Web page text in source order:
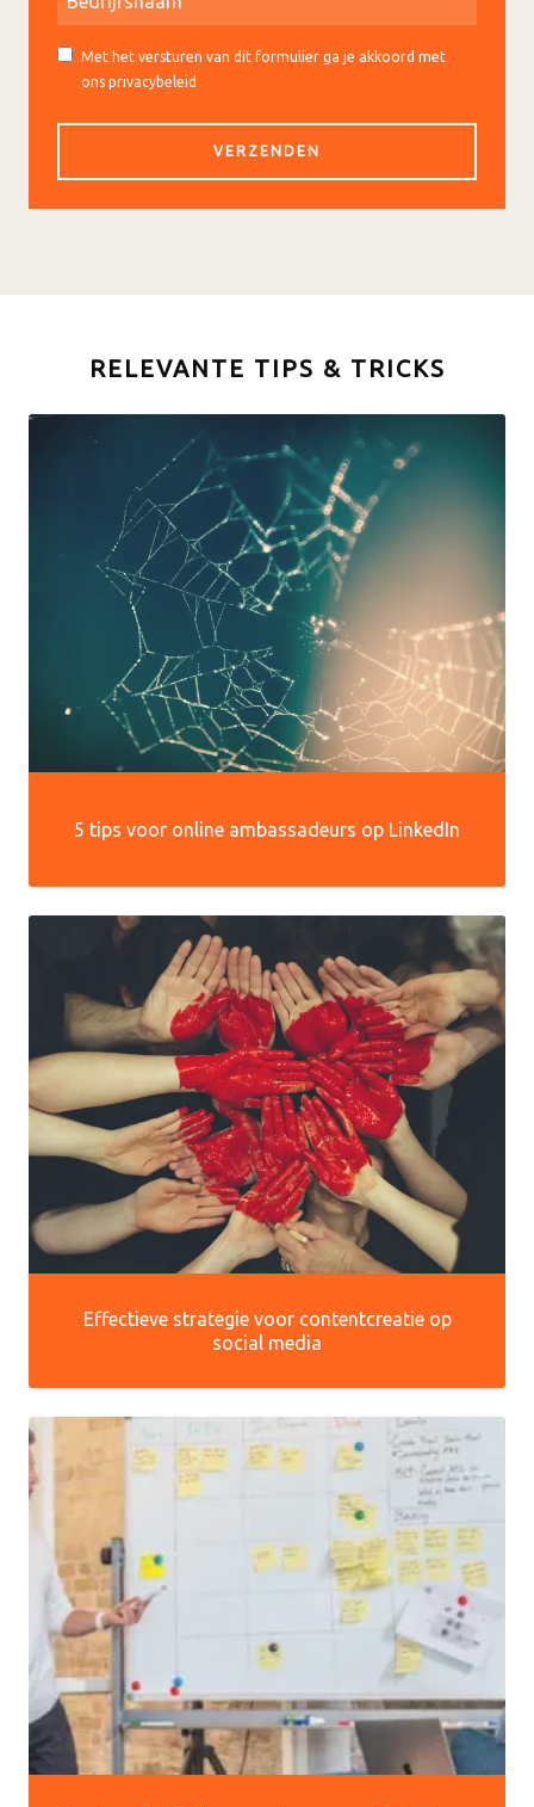
Met het versturen van dit formulier ga je akkoord met
ons privacybeleid
RELEVANTE TIPS & TRICKS
5 tips voor online ambassadeurs op LinkedIn
Effectieve strategie voor contentcreatie op
social media